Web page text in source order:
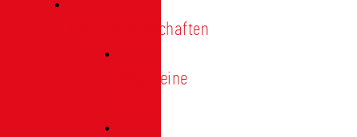
Tischgemeinschaften
Allgemeine